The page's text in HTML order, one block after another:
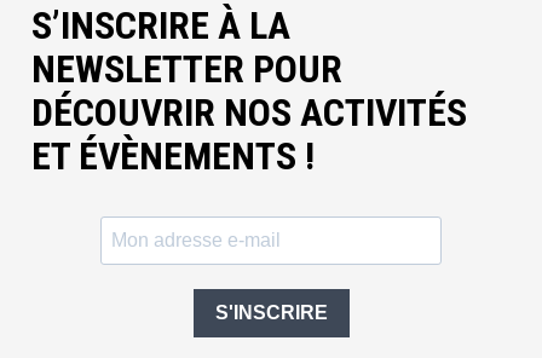
S’INSCRIRE À LA
NEWSLETTER POUR
DÉCOUVRIR NOS ACTIVITÉS
ET ÉVÈNEMENTS !
S'INSCRIRE